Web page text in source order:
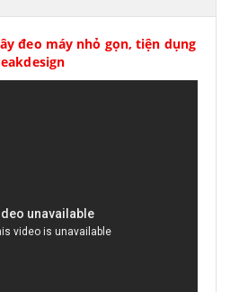
đeo máy nhỏ gọn, tiện dụng